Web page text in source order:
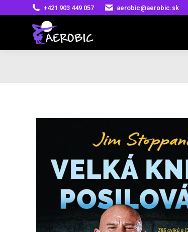
+421 903 449 057 aerobic@aerobic.sk